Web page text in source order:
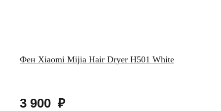
Фен Xiaomi Mijia Hair Dryer H501 White
3 900 ₽